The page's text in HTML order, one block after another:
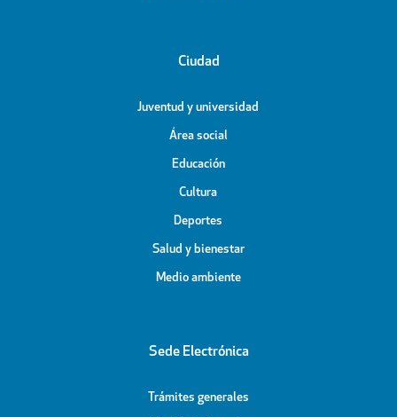
Ciudad
Juventud y universidad
Área social
Educación
Cultura
Deportes
Salud y bienestar
Medio ambiente
Sede Electrónica
Trámites generales